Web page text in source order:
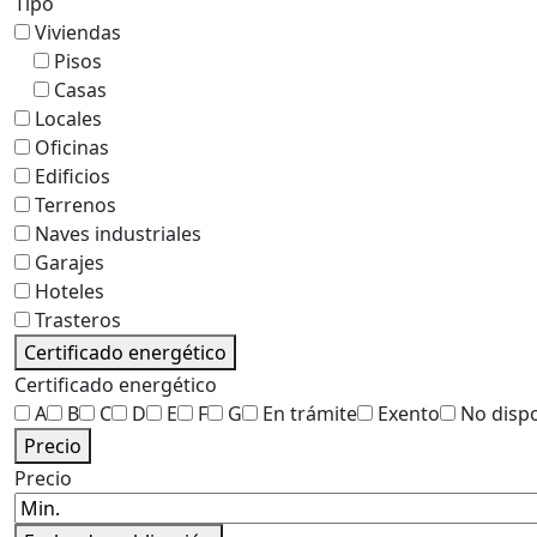
Viviendas
Pisos
Casas
Locales
Oficinas
Edificios
Terrenos
Naves industriales
Garajes
Hoteles
Trasteros
Certificado energético
Certificado energético
A
B C D E F G En trámite Exento
No
Precio
Precio